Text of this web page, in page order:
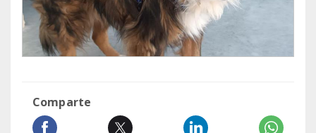
Comparte